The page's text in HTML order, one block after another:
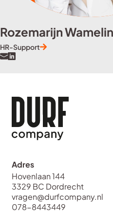
Rozemarijn
HR-Support
Adres
Hovenlaan 144
3329 BC Dordrecht
vragen@durfcompany.nl
078-8443449